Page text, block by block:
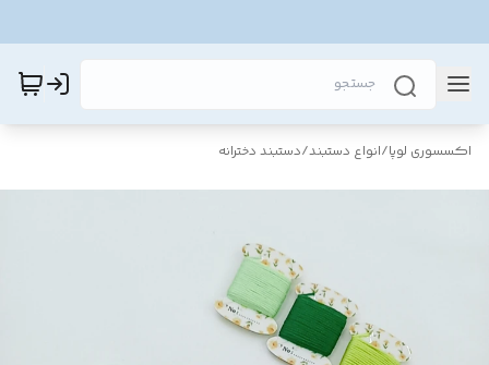
اکسسوری لوپا/انواع دستبند/دستبند دخترانه